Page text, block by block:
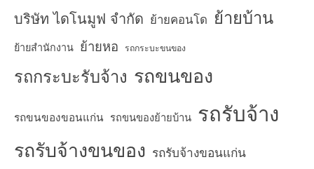
บริษัท ไดโนมูฟ จำกัด ย้ายคอนโด ย้ายบ้าน
ย้ายสำนักงาน ย้ายหอ รถกระบะขนของ
รถกระบะรับจ้าง รถขนของ
รถขนของขอนแก่น รถขนของย้ายบ้าน รถรับจ้าง
รถรับจ้างขนของ รถรับจ้างขอนแก่น